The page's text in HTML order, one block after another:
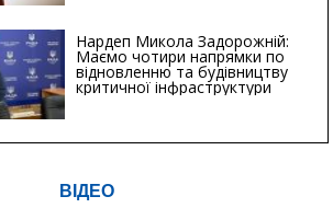
Нардеп Микола Задорожній:
Маємо чотири напрямки по
відновленню та будівництву
критичної інфраструктури
ВІДЕО